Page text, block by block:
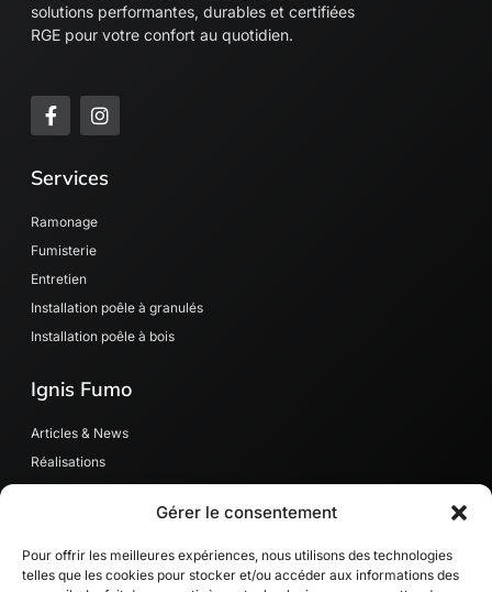
Gérer le consentement
Pour offrir les meilleures expériences, nous utilisons des technologies
telles que les cookies pour stocker et/ou accéder aux informations des
solutions performantes, durables et certifiées
RGE pour votre confort au quotidien.
F
a
b
o
k
-
f
I
n
a
Services
Ramonage
Fumisterie
Entretien
Installation poêle à granulés
Installation poêle à bois
Ignis Fumo
Articles & News
Réalisations
RGE quali' Bois